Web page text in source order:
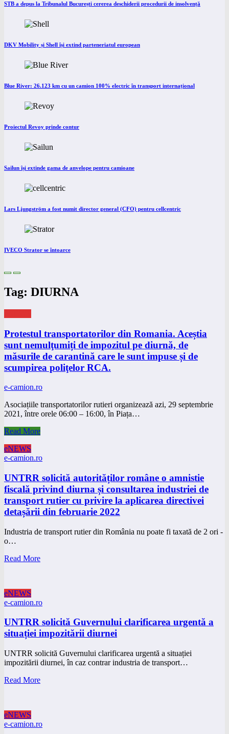
STB a depus la Tribunalul București cererea deschiderii procedurii de insolvență
DKV Mobility și Shell își extind parteneriatul european
Blue River: 26.123 km cu un camion 100% electric în transport internațional
Proiectul Revoy prinde contur
Sailun își extinde gama de anvelope pentru camioane
Lars Ljungström a fost numit director general (CFO) pentru cellcentric
IVECO Strator se întoarce
Tag: DIURNA
Protestul transportatorilor din Romania. Aceștia
sunt nemulţumiți de impozitul pe diurnă, de
măsurile de carantină care le sunt impuse și de
scumpirea poliţelor RCA.
e-camion.ro
Asociațiile transportatorilor rutieri organizează azi, 29 septembrie
2021, între orele 06:00 – 16:00, în Piața…
Read More
eNEWS
e-camion.ro
UNTRR solicită autorităților române o amnistie
fiscală privind diurna și consultarea industriei de
transport rutier cu privire la aplicarea directivei
detașării din februarie 2022
Industria de transport rutier din România nu poate fi taxată de 2 ori -
o…
Read More
eNEWS
e-camion.ro
UNTRR solicită Guvernului clarificarea urgentă a
situației impozitării diurnei
UNTRR solicită Guvernului clarificarea urgentă a situației
impozitării diurnei, în caz contrar industria de transport…
Read More
eNEWS
e-camion.ro